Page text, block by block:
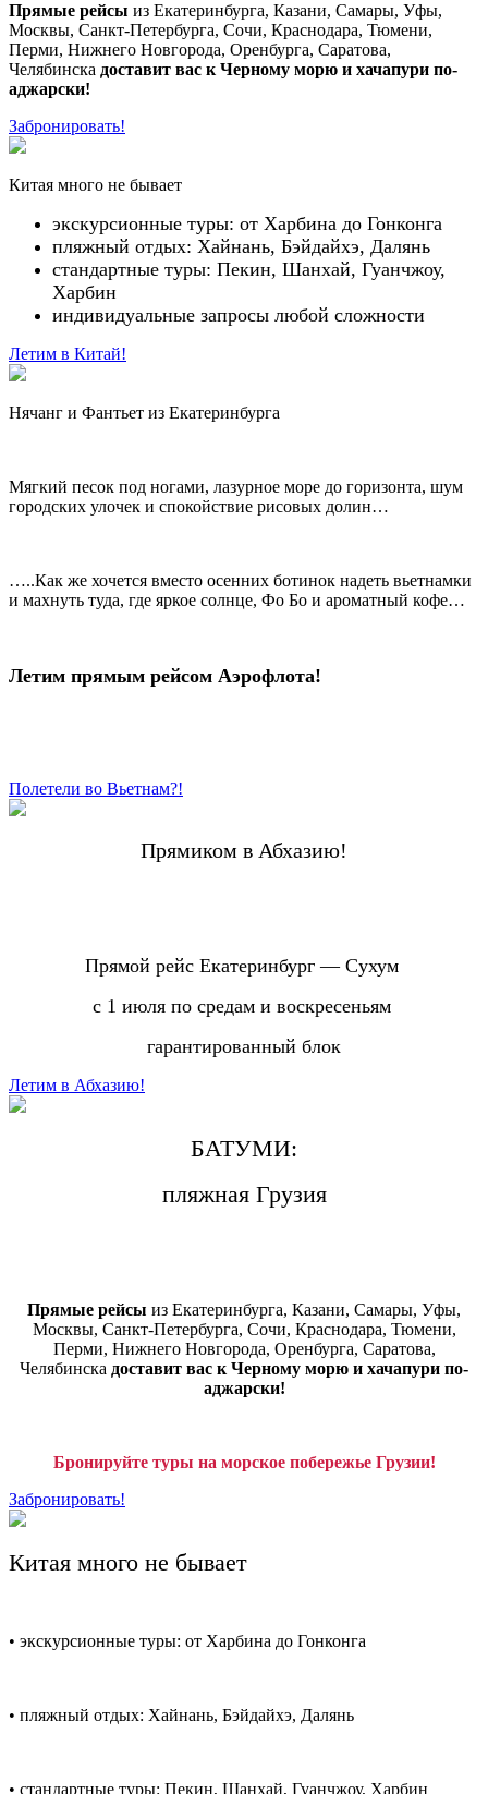
Прямые рейсы из Екатеринбурга, Казани, Самары, Уфы,
Москвы, Санкт-Петербурга, Сочи, Краснодара, Тюмени,
Перми, Нижнего Новгорода, Оренбурга, Саратова,
Челябинска доставит вас к Черному морю и хачапури по-
аджарски!
Забронировать!
Китая много не бывает
экскурсионные туры: от Харбина до Гонконга
пляжный отдых: Хайнань, Бэйдайхэ, Далянь
стандартные туры: Пекин, Шанхай, Гуанчжоу,
Харбин
индивидуальные запросы любой сложности
Летим в Китай!
Нячанг и Фантьет из Екатеринбурга
Мягкий песок под ногами, лазурное море до горизонта, шум
городских улочек и спокойствие рисовых долин…
…..Как же хочется вместо осенних ботинок надеть вьетнамки
и махнуть туда, где яркое солнце, Фо Бо и ароматный кофе…
Летим прямым рейсом Аэрофлота!
Полетели во Вьетнам?!
Прямиком в Абхазию!
Прямой рейс Екатеринбург — Сухум
с 1 июля по средам и воскресеньям
гарантированный блок
Летим в Абхазию!
БАТУМИ:
пляжная Грузия
Прямые рейсы из Екатеринбурга, Казани, Самары, Уфы,
Москвы, Санкт-Петербурга, Сочи, Краснодара, Тюмени,
Перми, Нижнего Новгорода, Оренбурга, Саратова,
Челябинска доставит вас к Черному морю и хачапури по-
аджарски!
Бронируйте туры на морское побережье Грузии!
Забронировать!
Китая много не бывает
• экскурсионные туры: от Харбина до Гонконга
• пляжный отдых: Хайнань, Бэйдайхэ, Далянь
• стандартные туры: Пекин, Шанхай, Гуанчжоу, Харбин